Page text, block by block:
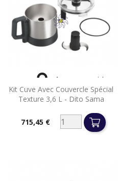
Kit Cuve Avec Couvercle Spécial
Texture 3,6 L - Dito Sama
Prix715,45 €
 Aperçu rapide